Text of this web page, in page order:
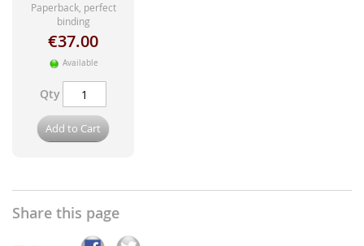
Paperback, perfect
binding
€37.00
Available
Qty
Add to Cart
Share this page